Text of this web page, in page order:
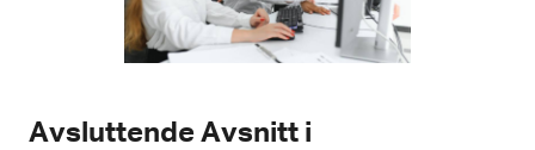
Avsluttende Avsnitt i